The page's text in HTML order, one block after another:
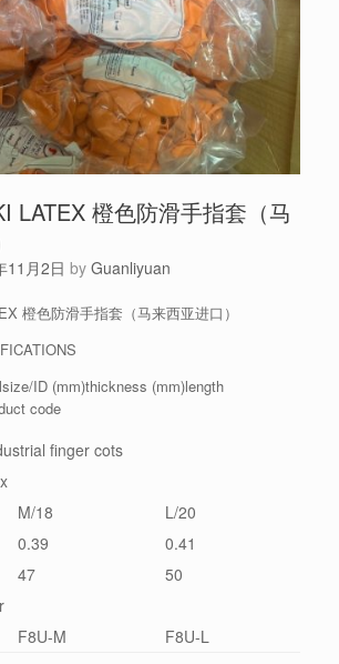
LATEX 橙色防滑手指套（马
11月2日 by Guanliyuan
橙色防滑手指套（马来西亚进口）
ID (mm)thickness (mm)length
code
finger cots
M/18
L/20
0.39
0.41
47
50
F8U-M F8U-L